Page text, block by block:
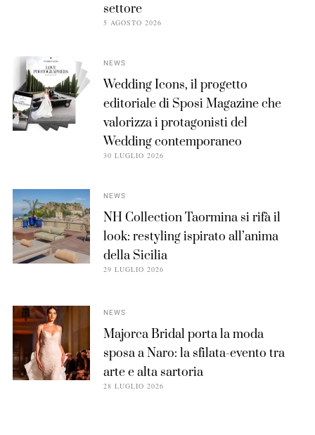
settore
5 AGOSTO 2026
NEWS
Wedding Icons, il progetto
editoriale di Sposi Magazine che
valorizza i protagonisti del
Wedding contemporaneo
30 LUGLIO 2026
NEWS
NH Collection Taormina si rifà il
look: restyling ispirato all’anima
della Sicilia
29 LUGLIO 2026
NEWS
Majorca Bridal porta la moda
sposa a Naro: la sfilata-evento tra
arte e alta sartoria
28 LUGLIO 2026